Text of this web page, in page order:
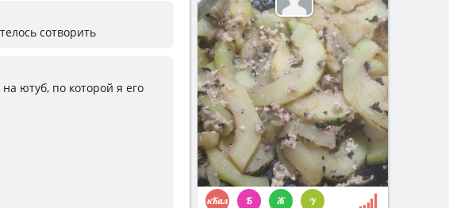
сотворить
ютуб, по которой я его